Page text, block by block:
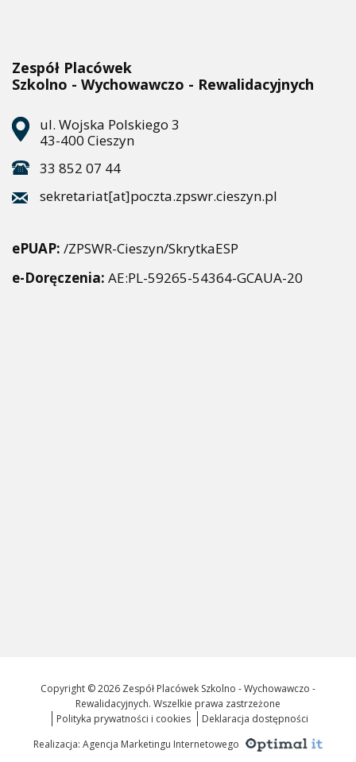
Zespół Placówek
Szkolno - Wychowawczo - Rewalidacyjnych
ul. Wojska Polskiego 3
43-400 Cieszyn
33 852 07 44
sekretariat[at]poczta.zpswr.cieszyn.pl
ePUAP: /ZPSWR-Cieszyn/SkrytkaESP
e-Doręczenia: AE:PL-59265-54364-GCAUA-20
Copyright © 2026 Zespół Placówek Szkolno - Wychowawczo -
Rewalidacyjnych. Wszelkie prawa zastrzeżone
Polityka prywatności i cookies
Deklaracja dostępności
Realizacja: Agencja Marketingu Internetowego